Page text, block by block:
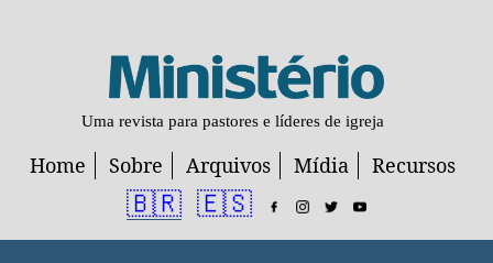
Uma revista para pastores e líderes de igreja
Home Sobre Arquivos Mídia Recursos
🇧🇷 🇪🇸